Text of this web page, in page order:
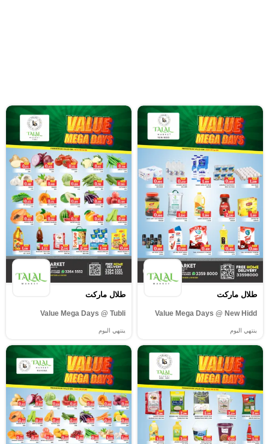
طلال ماركت
Value Mega Days @ New Hidd
ينتهي اليوم
طلال ماركت
Value Mega Days @ Tubli
ينتهي اليوم